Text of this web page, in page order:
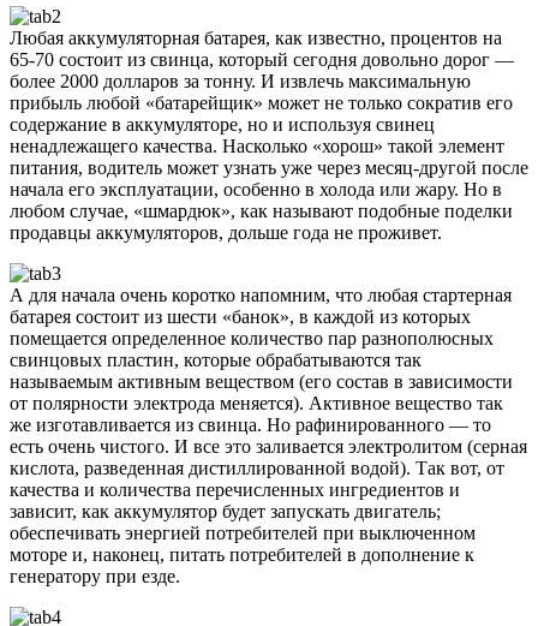
Любая аккумуляторная батарея, как известно, процентов на
65-70 состоит из свинца, который сегодня довольно дорог —
более 2000 долларов за тонну. И извлечь максимальную
прибыль любой «батарейщик» может не только сократив его
содержание в аккумуляторе, но и используя свинец
ненадлежащего качества. Насколько «хорош» такой элемент
питания, водитель может узнать уже через месяц-другой после
начала его эксплуатации, особенно в холода или жару. Но в
любом случае, «шмардюк», как называют подобные поделки
продавцы аккумуляторов, дольше года не проживет.
А для начала очень коротко напомним, что любая стартерная
батарея состоит из шести «банок», в каждой из которых
помещается определенное количество пар разнополюсных
свинцовых пластин, которые обрабатываются так
называемым активным веществом (его состав в зависимости
от полярности электрода меняется). Активное вещество так
же изготавливается из свинца. Но рафинированного — то
есть очень чистого. И все это заливается электролитом (серная
кислота, разведенная дистиллированной водой). Так вот, от
качества и количества перечисленных ингредиентов и
зависит, как аккумулятор будет запускать двигатель;
обеспечивать энергией потребителей при выключенном
моторе и, наконец, питать потребителей в дополнение к
генератору при езде.